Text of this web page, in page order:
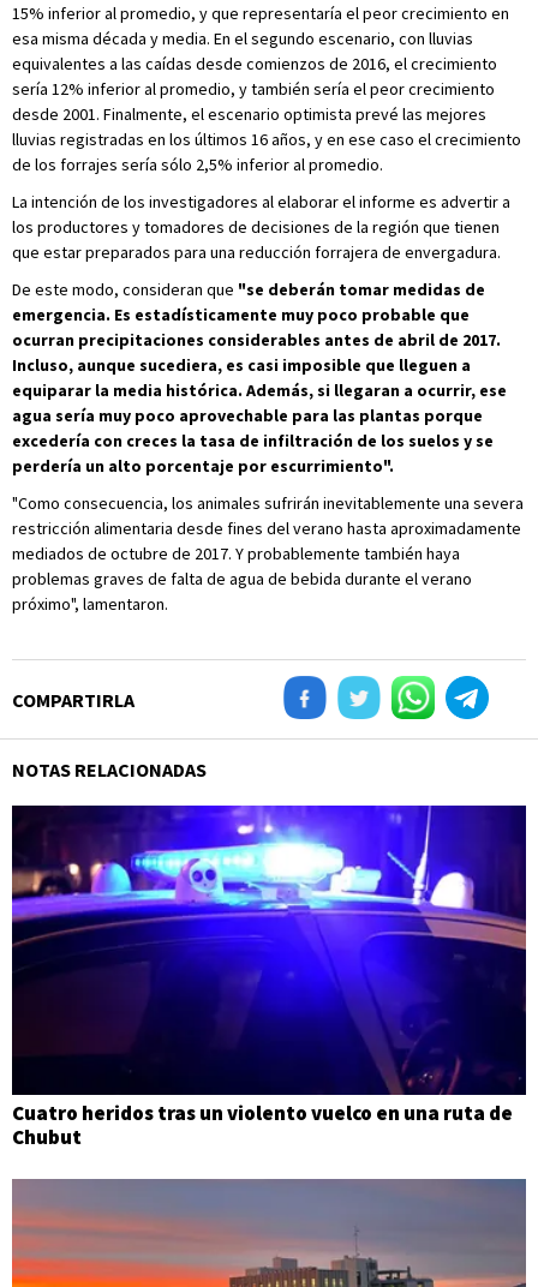
15% inferior al promedio, y que representaría el peor crecimiento en
esa misma década y media. En el segundo escenario, con lluvias
equivalentes a las caídas desde comienzos de 2016, el crecimiento
sería 12% inferior al promedio, y también sería el peor crecimiento
desde 2001. Finalmente, el escenario optimista prevé las mejores
lluvias registradas en los últimos 16 años, y en ese caso el crecimiento
de los forrajes sería sólo 2,5% inferior al promedio.
La intención de los investigadores al elaborar el informe es advertir a
los productores y tomadores de decisiones de la región que tienen
que estar preparados para una reducción forrajera de envergadura.
De este modo, consideran que "se deberán tomar medidas de
emergencia. Es estadísticamente muy poco probable que
ocurran precipitaciones considerables antes de abril de 2017.
Incluso, aunque sucediera, es casi imposible que lleguen a
equiparar la media histórica. Además, si llegaran a ocurrir, ese
agua sería muy poco aprovechable para las plantas porque
excedería con creces la tasa de infiltración de los suelos y se
perdería un alto porcentaje por escurrimiento".
"Como consecuencia, los animales sufrirán inevitablemente una severa
restricción alimentaria desde fines del verano hasta aproximadamente
mediados de octubre de 2017. Y probablemente también haya
problemas graves de falta de agua de bebida durante el verano
próximo", lamentaron.
COMPARTIRLA
NOTAS RELACIONADAS
Cuatro heridos tras un violento vuelco en una ruta de
Chubut